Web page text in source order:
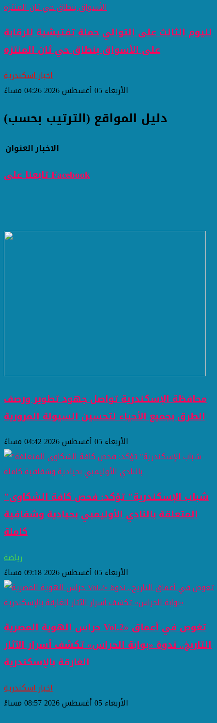
لليوم الثالث على التوالي حملة تفتيشية للرقابة
على الأسواق بنطاق حي ثان المنتزه
اخبار اسكندرية
الأربعاء 05 أغسطس 2026 04:26 مساءً
دليل المواقع (الترتيب بحسب)
العنوانالاخبار
تابعنا على Facebook
محافظة الإسكندرية تواصل جهود تطوير ورصف
الطرق بجميع الأحياء لتحسين السيولة المرورية
الأربعاء 05 أغسطس 2026 04:42 مساءً
"شباب الإسكندرية" تؤكد: فحص كافة الشكاوى
المتعلقة بالنادي الأوليمبي بحيادية وشفافية
كاملة
رياضة
الأربعاء 05 أغسطس 2026 09:18 مساءً
حراس الهوية المصرية Vol.2» تغوص في أعماق
التاريخ.. ندوة «بوابة الحراس» تكشف أسرار الآثار
الغارقة بالإسكندرية
اخبار اسكندرية
الأربعاء 05 أغسطس 2026 08:57 مساءً